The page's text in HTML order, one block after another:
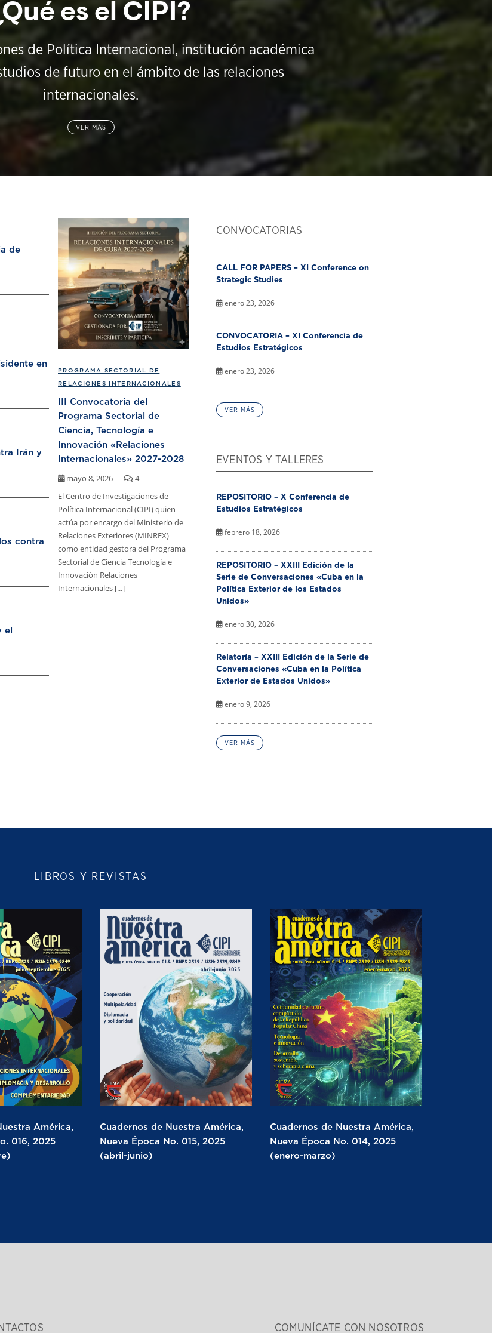
es el CIPI?
de Política Internacional, institución académica
de futuro en el ámbito de las relaciones
internacionales.
VER MÁS
PROGRAMA SECTORIAL DE
RELACIONES INTERNACIONALES
III Convocatoria del
Programa Sectorial de
Ciencia, Tecnología e
Innovación «Relaciones
Internacionales» 2027-2028
mayo 8, 2026
4
El Centro de Investigaciones de
Política Internacional (CIPI) quien
actúa por encargo del Ministerio de
Relaciones Exteriores (MINREX)
como entidad gestora del Programa
Sectorial de Ciencia Tecnología e
Innovación Relaciones
Internacionales [...]
de
en
Irán y
contra
el
CONVOCATORIAS
CALL FOR PAPERS – XI Conference on
Strategic Studies
enero 23, 2026
CONVOCATORIA – XI Conferencia de
Estudios Estratégicos
enero 23, 2026
VER MÁS
EVENTOS Y TALLERES
REPOSITORIO – X Conferencia de
Estudios Estratégicos
febrero 18, 2026
REPOSITORIO – XXIII Edición de la
Serie de Conversaciones «Cuba en la
Política Exterior de los Estados
Unidos»
enero 30, 2026
Relatoría – XXIII Edición de la Serie de
Conversaciones «Cuba en la Política
Exterior de Estados Unidos»
enero 9, 2026
VER MÁS
LIBROS Y REVISTAS
América,
016, 2025
Cuadernos de Nuestra América,
Nueva Época No. 015, 2025
(abril-junio)
Cuadernos de Nuestra América,
Nueva Época No. 014, 2025
(enero-marzo)
COMUNÍCATE CON NOSOTROS